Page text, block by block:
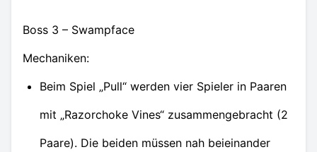
Boss 3 – Swampface
Mechaniken:
Beim Spiel „Pull“ werden vier Spieler in Paaren
mit „Razorchoke Vines“ zusammengebracht (2
Paare). Die beiden müssen nah beieinander